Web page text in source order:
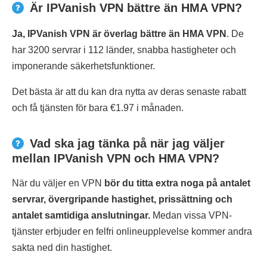
Är IPVanish VPN bättre än HMA VPN?
Ja, IPVanish VPN är överlag bättre än HMA VPN . De
har 3200 servrar i 112 länder, snabba hastigheter och
imponerande säkerhetsfunktioner.
Det bästa är att du kan dra nytta av deras senaste rabatt
och få tjänsten för bara €1.97 i månaden.
Vad ska jag tänka på när jag väljer
mellan IPVanish VPN och HMA VPN?
När du väljer en VPN bör du titta extra noga på antalet
servrar, övergripande hastighet, prissättning och
antalet samtidiga anslutningar. Medan vissa VPN-
tjänster erbjuder en felfri onlineupplevelse kommer andra
sakta ned din hastighet.